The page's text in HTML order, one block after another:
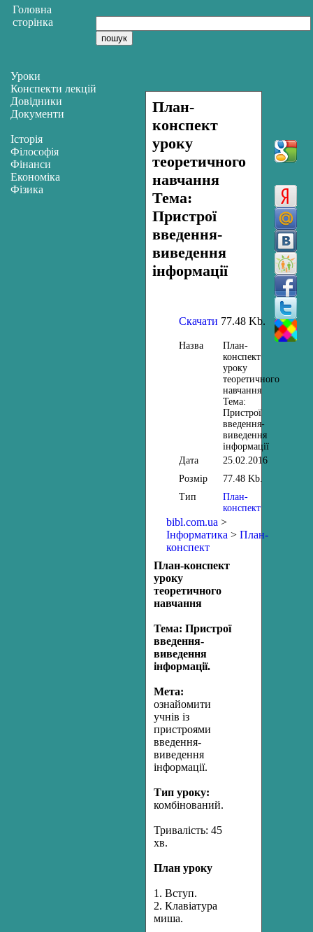
План-
конспект
уроку
теоретичного
навчання
Тема:
Пристрої
введення-
виведення
інформації
Скачати 77.48 Kb.
Назва
План-
конспект
уроку
теоретичного
навчання
Тема:
Пристрої
введення-
виведення
інформації
Дата
25.02.2016
Розмір
77.48 Kb.
Тип
План-
конспект
bibl.com.ua >
Інформатика > План-
конспект
План-конспект
уроку
теоретичного
навчання
Тема: Пристрої
введення-
виведення
інформації.
Мета:
ознайомити
учнів із
пристроями
введення-
виведення
інформації.
Тип уроку:
комбінований.
Тривалість: 45
хв.
План уроку
1. Вступ.
2. Клавіатура
миша.
Уроки
Конспекти лекцій
Довідники
Документи
Історія
Філософія
Фінанси
Економіка
Фізика
Головна
сторінка